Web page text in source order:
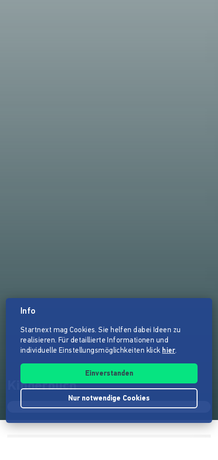
Kinderbuch
Info
Startnext mag Cookies. Sie helfen dabei Ideen zu
realisieren. Für detaillierte Informationen und
individuelle Einstellungsmöglichkeiten klick hier.
Einverstanden
Nur notwendige Cookies